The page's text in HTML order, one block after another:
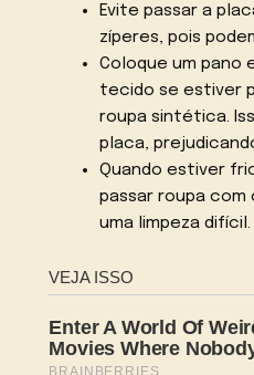
Evite passar a
zíperes, pois
Coloque um pano
tecido se estiver
roupa sintética.
placa,
Quando estiver
passar roupa com
uma limpeza difícil.